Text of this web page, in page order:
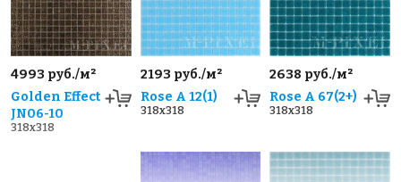
4993 руб./м²
Golden Effect
JN06-10
318x318
2193 руб./м²
Rose A 12(1)
318x318
2638 руб./м²
Rose A 67(2+)
318x318